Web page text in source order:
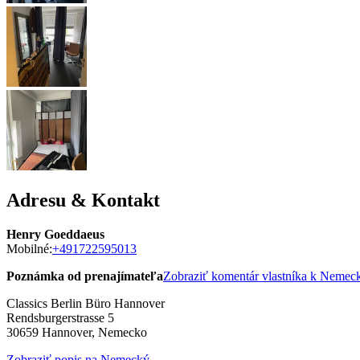
Adresu & Kontakt
Henry Goeddaeus
Mobilné:+491722595013
Poznámka od prenajímateľaZobraziť komentár vlastníka k
Classics Berlin Büro Hannover
Rendsburgerstrasse 5
30659 Hannover, Nemecko